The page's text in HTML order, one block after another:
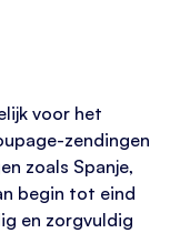
voor het
zendingen
zoals Spanje,
begin tot eind
en zorgvuldig